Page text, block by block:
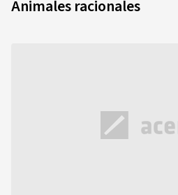
Animales racionales